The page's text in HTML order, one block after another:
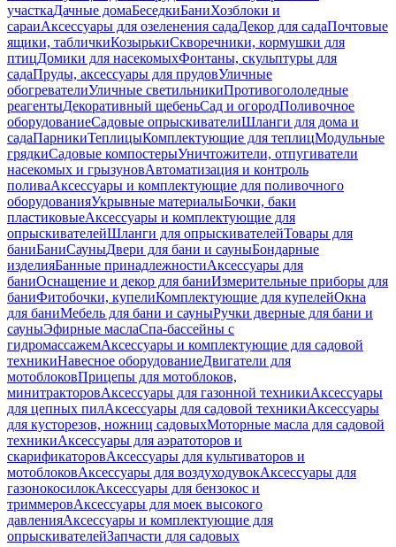
участкаДачные домаБеседкиБаниХозблоки и
сараиАксессуары для озеленения садаДекор для садаПочтовые
ящики, табличкиКозырькиСкворечники, кормушки для
птицДомики для насекомыхФонтаны, скульптуры для
садаПруды, аксессуары для прудовУличные
обогревателиУличные светильникиПротивогололедные
реагентыДекоративный щебеньСад и огородПоливочное
оборудованиеСадовые опрыскивателиШланги для дома и
садаПарникиТеплицыКомплектующие для теплицМодульные
грядкиСадовые компостерыУничтожители, отпугиватели
насекомых и грызуновАвтоматизация и контроль
поливаАксессуары и комплектующие для поливочного
оборудованияУкрывные материалыБочки, баки
пластиковыеАксессуары и комплектующие для
опрыскивателейШланги для опрыскивателейТовары для
баниБаниСауныДвери для бани и сауныБондарные
изделияБанные принадлежностиАксессуары для
баниОснащение и декор для баниИзмерительные приборы для
баниФитобочки, купелиКомплектующие для купелейОкна
для баниМебель для бани и сауныРучки дверные для бани и
сауныЭфирные маслаСпа-бассейны с
гидромассажемАксессуары и комплектующие для садовой
техникиНавесное оборудованиеДвигатели для
мотоблоковПрицепы для мотоблоков,
минитракторовАксессуары для газонной техникиАксессуары
для цепных пилАксессуары для садовой техникиАксессуары
для кусторезов, ножниц садовыхМоторные масла для садовой
техникиАксессуары для аэратоторов и
скарификаторовАксессуары для культиваторов и
мотоблоковАксессуары для воздуходувокАксессуары для
газонокосилокАксессуары для бензокос и
триммеровАксессуары для моек высокого
давленияАксессуары и комплектующие для
опрыскивателейЗапчасти для садовых